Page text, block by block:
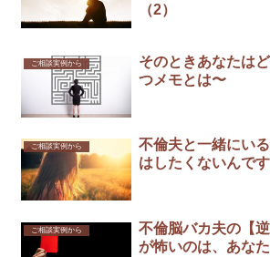
（2）
ご相談実例から
そのときあなたは
つメモとは〜
ご相談実例から
不倫夫と一緒にい
はしたくないんで
ご相談実例から
不倫脳バカ夫の【
が怖いのは、あな